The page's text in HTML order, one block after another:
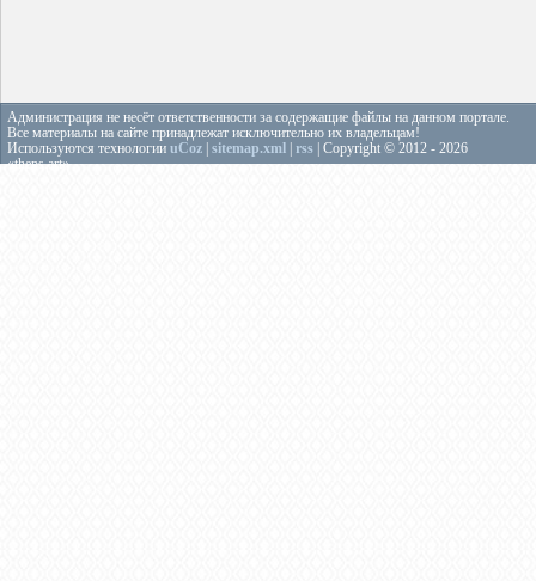
Администрация не несёт ответственности за содержащие файлы на данном портале.
Все материалы на сайте принадлежат исключительно их владельцам!
Используются технологии uCoz sitemap.xml rss | Copyright © 2012 - 2026
«theps.art»